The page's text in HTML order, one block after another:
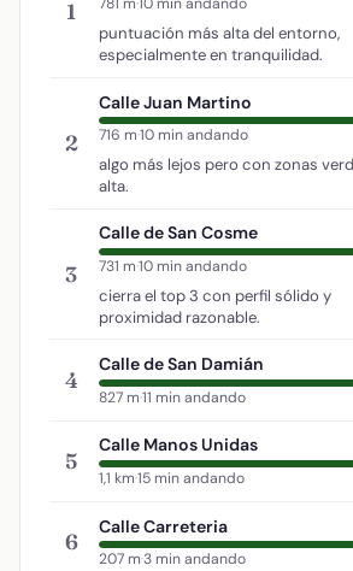
1 781 m·10 min andando
puntuación más alta del entorno,
especialmente en tranquilidad.
2
Calle Juan Martino
716 m·10 min andando
algo más lejos pero con zonas
alta.
3
Calle de San Cosme
731 m·10 min andando
cierra el top 3 con perfil sólido y
proximidad razonable.
4
Calle de San Damián
827 m·11 min andando
5
Calle Manos Unidas
1,1 km·15 min andando
6
Calle Carreteria
207 m·3 min andando